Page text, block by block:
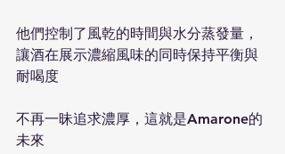
他們控制了風乾的時間與水分蒸發量，
讓酒在展示濃縮風味的同時保持平衡與
耐喝度
不再一昧追求濃厚，這就是Amarone的
未來